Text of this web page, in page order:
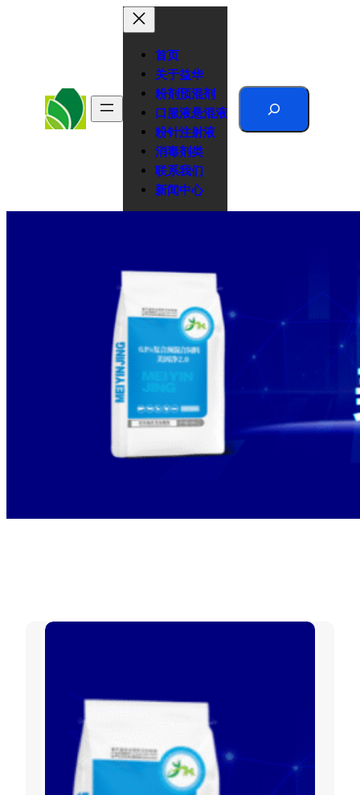
首页
关于益华
粉剂预混剂
口服液悬混液
粉针注射液
消毒剂类
联系我们
新闻中心
Search